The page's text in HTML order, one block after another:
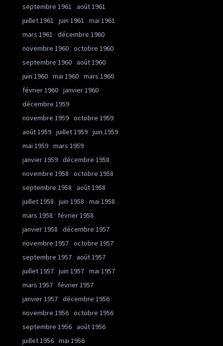
septembre 1961
août 1961
juillet 1961
juin 1961
mai 1961
mars 1961
décembre 1960
novembre 1960 octobre 1960
septembre 1960 août 1960
juin 1960 mai 1960 mars 1960
février 1960 janvier 1960
décembre 1959
novembre 1959 octobre 1959
août 1959 juillet 1959 juin 1959
mai 1959 mars 1959
janvier 1959 décembre 1958
novembre 1958
octobre 1958
septembre 1958
août 1958
juillet 1958
juin 1958
mai 1958
mars 1958
février 1958
janvier 1958
décembre 1957
novembre 1957 octobre 1957
septembre 1957 août 1957
juillet 1957 juin 1957 mai 1957
mars 1957
février 1957
janvier 1957 décembre 1956
novembre 1956 octobre 1956
septembre 1956 août 1956
juillet 1956 mai 1956